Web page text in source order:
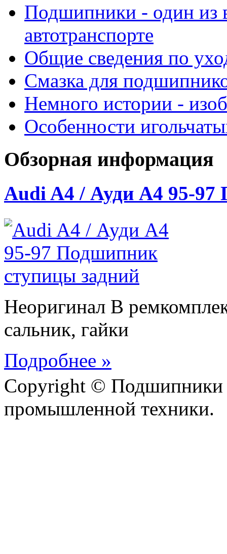
Подшипники - один из
автотранспорте
Общие сведения по
Смазка для
Немного истории -
Особенности
Обзорная информация
Audi A4 / Ауди А4 95-97
Неоригинал В
сальник, гайки
Подробнее »
Copyright © Подшипники
промышленной техники.